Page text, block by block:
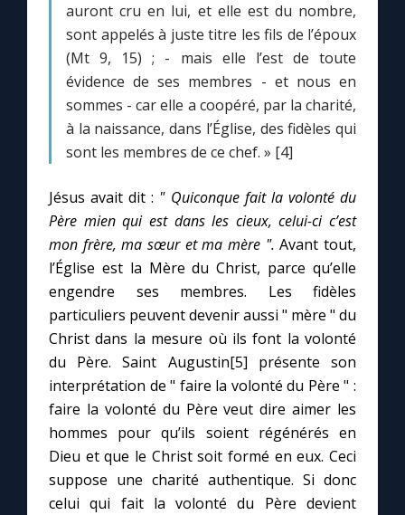
auront cru en lui, et elle est du nombre,
sont appelés à juste titre les fils de l’époux
(Mt 9, 15) ; - mais elle l’est de toute
évidence de ses membres - et nous en
sommes - car elle a coopéré, par la charité,
à la naissance, dans l’Église, des fidèles qui
sont les membres de ce chef. » [4]
Jésus avait dit : " Quiconque fait la volonté du
Père mien qui est dans les cieux, celui-ci c’est
mon frère, ma sœur et ma mère ". Avant tout,
l’Église est la Mère du Christ, parce qu’elle
engendre ses membres. Les fidèles
particuliers peuvent devenir aussi " mère " du
Christ dans la mesure où ils font la volonté
du Père. Saint Augustin[5] présente son
interprétation de " faire la volonté du Père " :
faire la volonté du Père veut dire aimer les
hommes pour qu’ils soient régénérés en
Dieu et que le Christ soit formé en eux. Ceci
suppose une charité authentique. Si donc
celui qui fait la volonté du Père devient